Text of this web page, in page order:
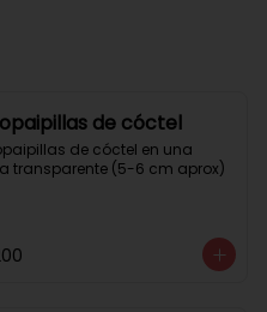
de cóctel
de cóctel en una
transparente (5-6 cm aprox)